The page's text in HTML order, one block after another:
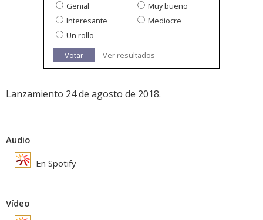
Genial
Muy bueno
Interesante
Mediocre
Un rollo
Votar
Ver resultados
Lanzamiento 24 de agosto de 2018.
Audio
En Spotify
Vídeo